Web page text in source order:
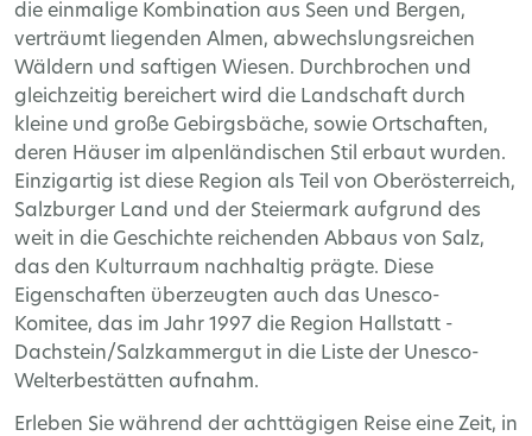
die einmalige Kombination aus Seen und Bergen,
verträumt liegenden Almen, abwechslungsreichen
Wäldern und saftigen Wiesen. Durchbrochen und
gleichzeitig bereichert wird die Landschaft durch
kleine und große Gebirgsbäche, sowie Ortschaften,
deren Häuser im alpenländischen Stil erbaut wurden.
Einzigartig ist diese Region als Teil von Oberösterreich,
Salzburger Land und der Steiermark aufgrund des
weit in die Geschichte reichenden Abbaus von Salz,
das den Kulturraum nachhaltig prägte. Diese
Eigenschaften überzeugten auch das Unesco-
Komitee, das im Jahr 1997 die Region Hallstatt -
Dachstein/Salzkammergut in die Liste der Unesco-
Welterbestätten aufnahm.
Erleben Sie während der achttägigen Reise eine Zeit, in